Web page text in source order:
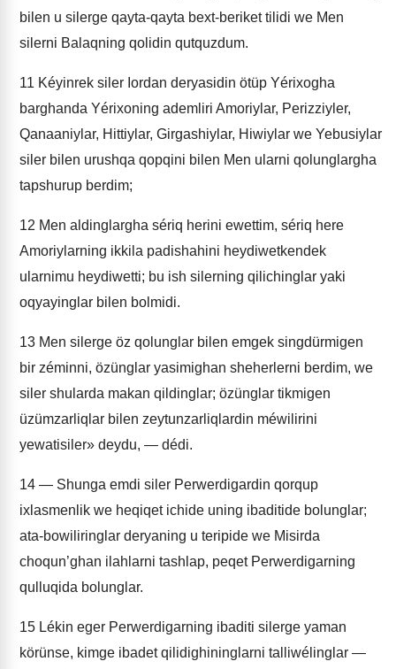
bilen u silerge qayta-qayta bext-beriket tilidi we Men
silerni Balaqning qolidin qutquzdum.
11 Kéyinrek siler Iordan deryasidin ötüp Yérixogha
barghanda Yérixoning ademliri Amoriylar, Perizziyler,
Qanaaniylar, Hittiylar, Girgashiylar, Hiwiylar we Yebusiylar
siler bilen urushqa qopqini bilen Men ularni qolunglargha
tapshurup berdim;
12 Men aldinglargha sériq herini ewettim, sériq here
Amoriylarning ikkila padishahini heydiwetkendek
ularnimu heydiwetti; bu ish silerning qilichinglar yaki
oqyayinglar bilen bolmidi.
13 Men silerge öz qolunglar bilen emgek singdürmigen
bir zéminni, özünglar yasimighan sheherlerni berdim, we
siler shularda makan qildinglar; özünglar tikmigen
üzümzarliqlar bilen zeytunzarliqlardin méwilirini
yewatisiler» deydu, — dédi.
14 — Shunga emdi siler Perwerdigardin qorqup
ixlasmenlik we heqiqet ichide uning ibaditide bolunglar;
ata-bowiliringlar deryaning u teripide we Misirda
choqun’ghan ilahlarni tashlap, peqet Perwerdigarning
qulluqida bolunglar.
15 Lékin eger Perwerdigarning ibaditi silerge yaman
körünse, kimge ibadet qilidighininglarni talliwélinglar —